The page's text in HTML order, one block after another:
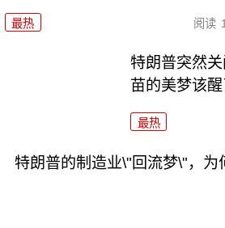
最热 阅读
特朗普突然
苗的美梦该醒
最热
特朗普的制造业\"回流梦\"，为